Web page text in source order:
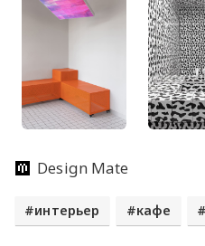
Design Mate
интерьер кафе